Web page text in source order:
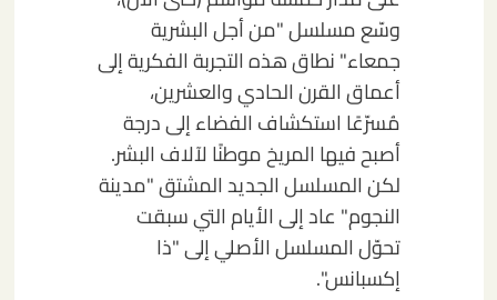
وسّع مسلسل "من أجل البشرية
جمعاء" نطاق هذه التجربة الفكرية إلى
أعماق القرن الحادي والعشرين،
مُسرّعًا استكشاف الفضاء إلى درجة
أصبح فيها المريخ موطنًا لآلاف البشر.
لكن المسلسل الجديد المشتق "مدينة
النجوم" عاد إلى الأيام التي سبقت
تحوّل المسلسل الأصلي إلى "ذا
إكسبانس".